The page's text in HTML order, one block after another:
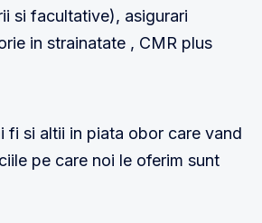
si facultative), asigurari
in strainatate , CMR plus
fi si altii in piata obor care vand
pe care noi le oferim sunt